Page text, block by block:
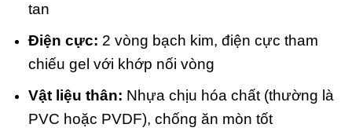
tan
Điện cực: 2 vòng bạch kim, điện cực tham
chiếu gel với khớp nối vòng
Vật liệu thân: Nhựa chịu hóa chất (thường là
PVC hoặc PVDF), chống ăn mòn tốt